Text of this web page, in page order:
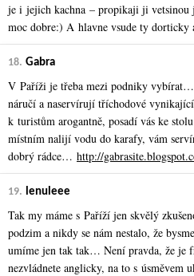
je i jejich kachna – propikaji ji vetsinou
moc dobre:) A hlavne vsude ty dorticky
18. Gabra
V Paříži je třeba mezi podniky
náručí a naservírují tříchodové
k turistům arogantně, posadí vás ke
místním nalijí vodu do karafy, vám
dobrý rádce… http://
19. lenuleee
Tak my máme s Paříží jen skvělý
podzim a nikdy se nám nestalo, že
umíme jen tak tak… Není pravda, že je
nezvládnete anglicky, na to s úsměvem